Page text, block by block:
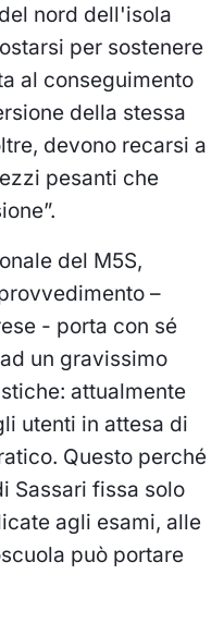
nord dell'isola
per sostenere
al conseguimento
della stessa
devono recarsi a
pesanti che
del M5S,
–
- porta con sé
un gravissimo
attualmente
utenti in attesa di
Questo perché
Sassari fissa solo
agli esami, alle
può portare